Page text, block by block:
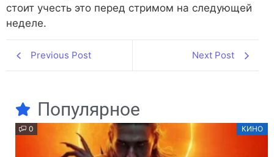
стоит учесть это перед стримом на следующей
неделе.
Previous Post Next Post
Популярное
0 КИНО